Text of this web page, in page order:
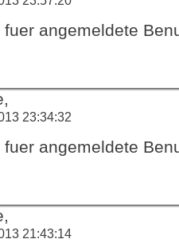
angemeldete
23:34:32
angemeldete
21:43:14